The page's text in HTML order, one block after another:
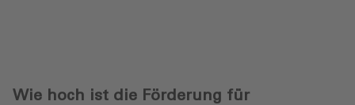
Wie hoch ist die Förderung für